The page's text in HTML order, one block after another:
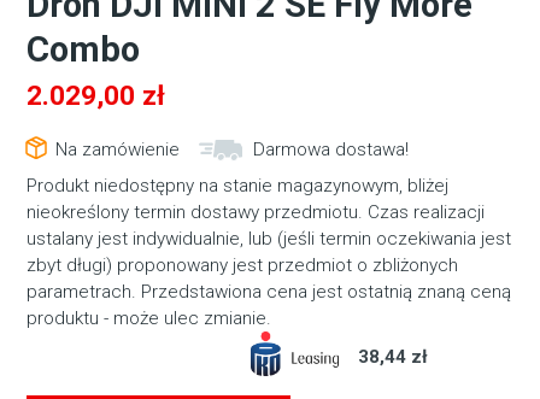
Combo
2.029,00 zł
Na zamówienie
Darmowa dostawa!
Produkt niedostępny na stanie magazynowym, bliżej
nieokreślony termin dostawy przedmiotu. Czas realizacji
ustalany jest indywidualnie, lub (jeśli termin oczekiwania jest
zbyt długi) proponowany jest przedmiot o zbliżonych
parametrach. Przedstawiona cena jest ostatnią znaną ceną
produktu - może ulec zmianie.
38,44 zł